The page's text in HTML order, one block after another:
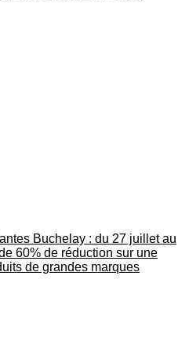
Buchelay : du 27 juillet au
60% de réduction sur une
de grandes marques